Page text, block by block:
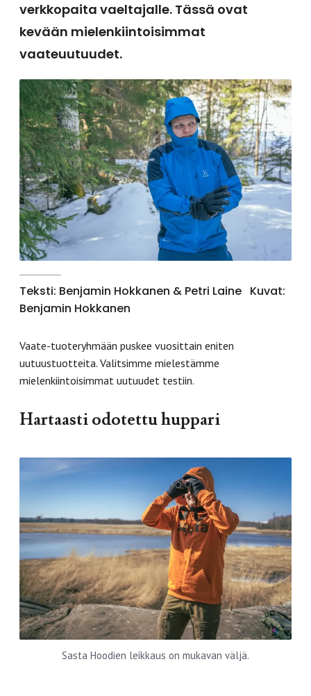
verkkopaita vaeltajalle. Tässä ovat
kevään mielenkiintoisimmat
vaateuutuudet.
Teksti: Benjamin Hokkanen & Petri Laine Kuvat:
Benjamin Hokkanen
Vaate-tuoteryhmään puskee vuosittain eniten
uutuustuotteita. Valitsimme mielestämme
mielenkiintoisimmat uutuudet testiin.
Hartaasti odotettu huppari
Sasta Hoodien leikkaus on mukavan väljä.